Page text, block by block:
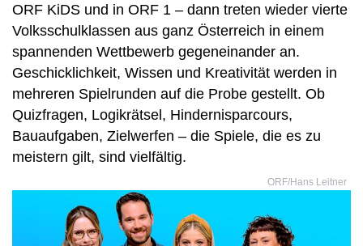
ORF KiDS und in ORF 1 – dann treten wieder vierte
Volksschulklassen aus ganz Österreich in einem
spannenden Wettbewerb gegeneinander an.
Geschicklichkeit, Wissen und Kreativität werden in
mehreren Spielrunden auf die Probe gestellt. Ob
Quizfragen, Logikrätsel, Hindernisparcours,
Bauaufgaben, Zielwerfen – die Spiele, die es zu
meistern gilt, sind vielfältig.
ORF/Hans Leitner